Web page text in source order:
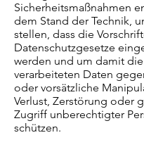
Sicherheitsmaßnahmen
dem Stand der Technik,
stellen, dass die
Datenschutzgesetze
werden und um damit
verarbeiteten Daten
oder vorsätzliche
Verlust, Zerstörung oder
Zugriff unberechtigter
schützen.